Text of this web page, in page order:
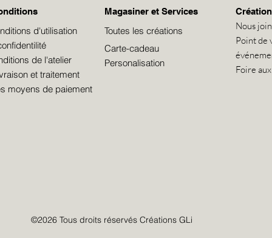
d'utilisation
de l'atelier
et traitement
moyens de paiement
Magasiner et Services
Toutes les créations
Carte-cadeau
Personalisation
Nous
Point de
Foire
©2026 Tous droits réservés Créations GLi